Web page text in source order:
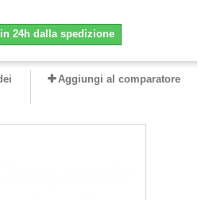
24h dalla spedizione
Aggiungi al comparatore